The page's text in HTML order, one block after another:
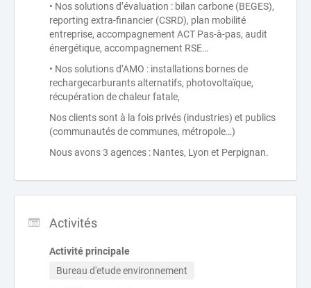
• Nos solutions d’évaluation : bilan carbone (BEGES),
reporting extra-financier (CSRD), plan mobilité
entreprise, accompagnement ACT Pas-à-pas, audit
énergétique, accompagnement RSE…
• Nos solutions d’AMO : installations bornes de
rechargecarburants alternatifs, photovoltaïque,
récupération de chaleur fatale,
Nos clients sont à la fois privés (industries) et publics
(communautés de communes, métropole…)
Nous avons 3 agences : Nantes, Lyon et Perpignan.
Activités
Activité principale
Bureau d'etude environnement